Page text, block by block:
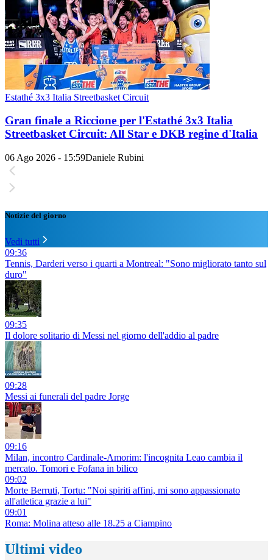
Estathé 3x3 Italia Streetbasket Circuit
Gran finale a Riccione per l'Estathé 3x3 Italia
Streetbasket Circuit: All Star e DKB regine d'Italia
06 Ago 2026 - 15:59Daniele Rubini
Notizie del giorno
Vedi tutti
09:36
Tennis, Darderi verso i quarti a Montreal: "Sono migliorato tanto sul
duro"
09:35
Il dolore solitario di Messi nel giorno dell'addio al padre
09:28
Messi ai funerali del padre Jorge
09:16
Milan, incontro Cardinale-Amorim: l'incognita Leao cambia il
mercato. Tomori e Fofana in bilico
09:02
Morte Berruti, Tortu: "Noi spiriti affini, mi sono appassionato
all'atletica grazie a lui"
09:01
Roma: Molina atteso alle 18.25 a Ciampino
Ultimi video